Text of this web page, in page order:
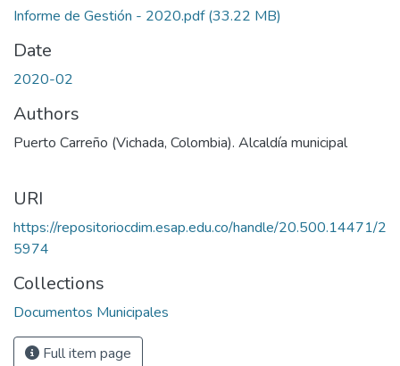
Informe de Gestión - 2020.pdf(33.22 MB)
Date
2020-02
Authors
Puerto Carreño (Vichada, Colombia). Alcaldía municipal
URI
https://repositoriocdim.esap.edu.co/handle/20.500.14471/2
5974
Collections
Documentos Municipales
Full item page